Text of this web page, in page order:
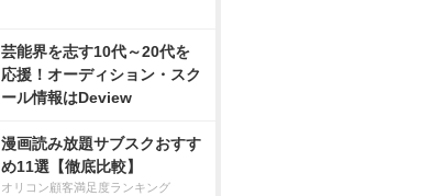
芸能界を志す10代～20代を
応援！オーディション・スク
ール情報はDeview
漫画読み放題サブスクおすす
め11選【徹底比較】
オリコン顧客満足度ランキング